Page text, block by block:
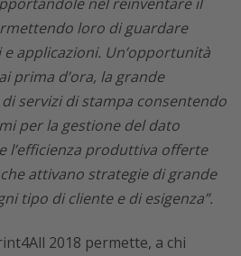
loro di guardare
applicazioni. Un’opportunità
prima d’ora, la grande
servizi di stampa consentendo
per la gestione del dato
l’efficienza produttiva offerte
attivano strategie di grande
tipo di cliente e di esigenza”.
2018 permette, a chi